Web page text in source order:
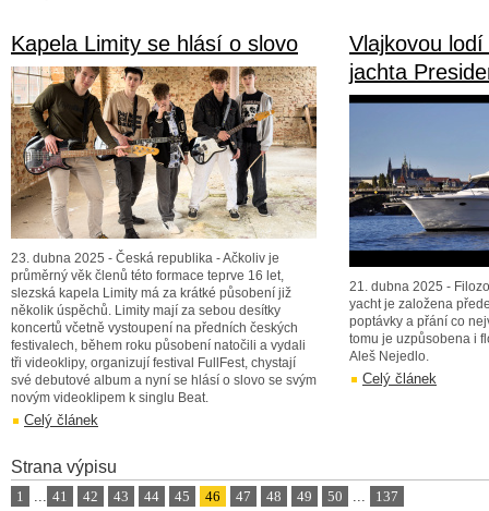
Kapela Limity se hlásí o slovo
23. dubna 2025 - Česká republika - Ačkoliv je
průměrný věk členů této formace teprve 16 let,
slezská kapela Limity má za krátké působení již
několik úspěchů. Limity mají za sebou desítky
koncertů včetně vystoupení na předních českých
festivalech, během roku působení natočili a vydali
tři videoklipy, organizují festival FullFest, chystají
své debutové album a nyní se hlásí o slovo se svým
novým videoklipem k singlu Beat.
Celý článek
Vlajkovou
jachta
21. dubna 2025 -
yacht je založena
poptávky a přání co
tomu je uzpůsobena i
Aleš Nejedlo.
Celý článek
Strana výpisu
1 ... 41 42 43 44 45 46 47 48 49 50 ... 137